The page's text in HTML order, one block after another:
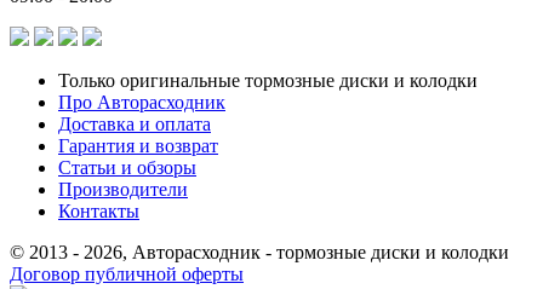
Только оригинальные тормозные диски и колодки
Про Авторасходник
Доставка и оплата
Гарантия и возврат
Статьи и обзоры
Производители
Контакты
© 2013 - 2026, Авторасходник - тормозные диски и колодки
Договор публичной оферты